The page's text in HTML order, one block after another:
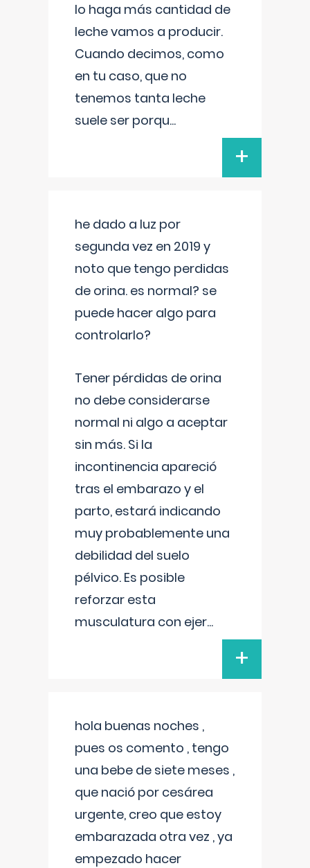
lo haga más cantidad de
leche vamos a producir.
Cuando decimos, como
en tu caso, que no
tenemos tanta leche
suele ser porqu...
+
he dado a luz por
segunda vez en 2019 y
noto que tengo perdidas
de orina. es normal? se
puede hacer algo para
controlarlo?
Tener pérdidas de orina
no debe considerarse
normal ni algo a aceptar
sin más. Si la
incontinencia apareció
tras el embarazo y el
parto, estará indicando
muy probablemente una
debilidad del suelo
pélvico. Es posible
reforzar esta
musculatura con ejer...
+
hola buenas noches ,
pues os comento , tengo
una bebe de siete meses ,
que nació por cesárea
urgente, creo que estoy
embarazada otra vez , ya
empezado hacer